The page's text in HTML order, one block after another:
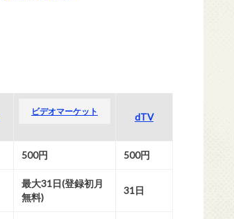
ビデオマーケット
dTV
500円 500円
最大31日(登録初月
無料)
31日